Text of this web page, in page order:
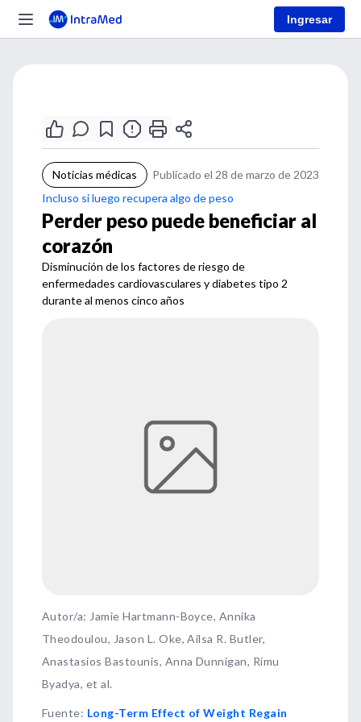
Ingresar
Noticias médicas
Publicado el 28 de marzo de 2023
Incluso si luego recupera algo de peso
Perder peso puede beneficiar al
corazón
Disminución de los factores de riesgo de
enfermedades cardiovasculares y diabetes tipo 2
durante al menos cinco años
Autor/a: Jamie Hartmann-Boyce, Annika
Theodoulou, Jason L. Oke, Ailsa R. Butler,
Anastasios Bastounis, Anna Dunnigan, Rimu
Byadya, et al.
Fuente: Long-Term Effect of Weight Regain